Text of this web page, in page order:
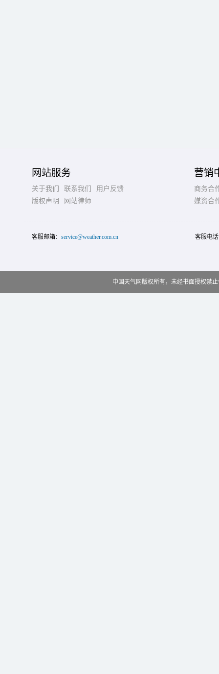
网站服务
关于我们 联系我们
用户反馈
版权声明
网站律师
营销
商务合
媒资合
客服邮箱： service@weather.com.cn 客服电
中国天气网版权所有，未经书面授权